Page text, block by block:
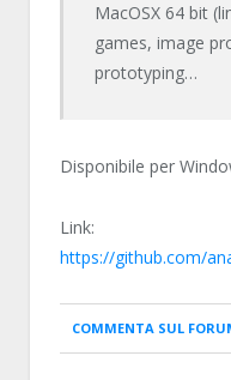
MacOSX 64 bit
games, image
prototyping…
Disponibile per
Link:
https://github.com/
COMMENTA SUL